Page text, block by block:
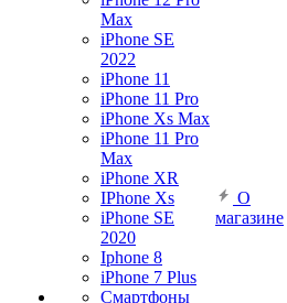
Max
iPhone SE
2022
iPhone 11
iPhone 11 Pro
iPhone Xs Max
iPhone 11 Pro
Max
iPhone XR
IPhone Xs
iPhone SE
2020
Iphone 8
iPhone 7 Plus
Смартфоны
О
магазине